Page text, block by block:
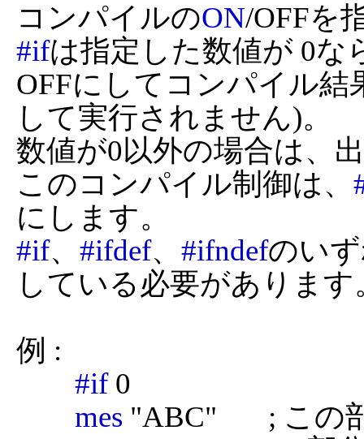
コンパイルのON
#ifは指定した数値が 0な
OFFにしてコンパイル
して実行されません)。
数値が0以外の場合は、
このコンパイル制御は、
#if、 #ifdef、 #ifndefのい
している必要があります
例 :
#if 0
mes "ABC"       ; この